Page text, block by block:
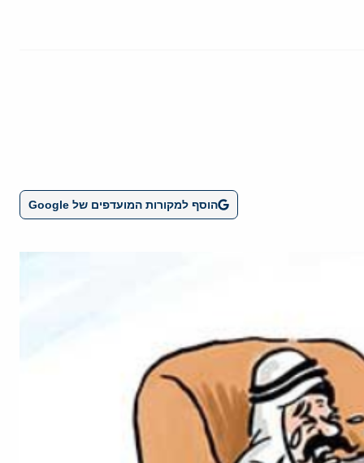
הוסף למקורות המועדפים של Google